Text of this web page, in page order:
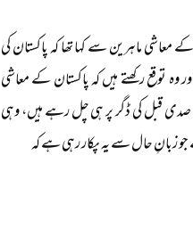
ماہرین سے کہا تھا کہ پاکستان کی
توقع رکھتے ہیں کہ پاکستان کے معاشی
قبل کی ڈگر پر ہی چل رہے ہیں، وہی
جو زبانِ حال سے یہ پکار رہی ہے کہ